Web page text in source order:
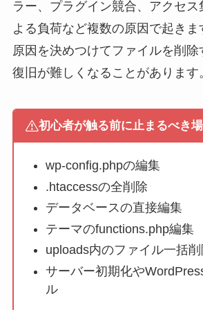
ラー、プラグイン競合、アクセ
よる負荷など複数の原因で起きま
原因を決めつけてファイルを削
復旧が難しくなることがあります
初心者が触る前に止まるべき
wp-config.phpの編集
.htaccessの全削除
データベースの直接編集
テーマのfunctions.php編集
uploads内のファイル一括削
サーバー初期化や
ル